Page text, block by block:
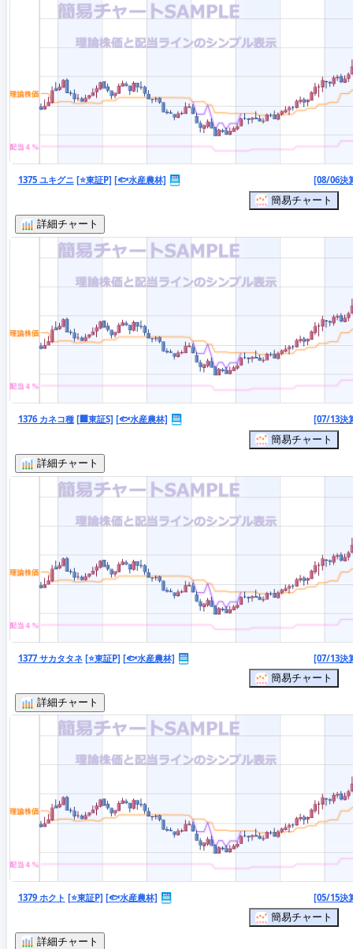
1375 ユキグニ [⭐東証P] [🐟水産農林]
[08/06決
簡易チャート
詳細チャート
1376 カネコ種 [🏢東証S] [🐟水産農林]
[07/13決
簡易チャート
詳細チャート
1377 サカタタネ [⭐東証P] [🐟水産農林]
[07/13決
簡易チャート
詳細チャート
1379 ホクト [⭐東証P] [🐟水産農林]
[05/15決
簡易チャート
詳細チャート